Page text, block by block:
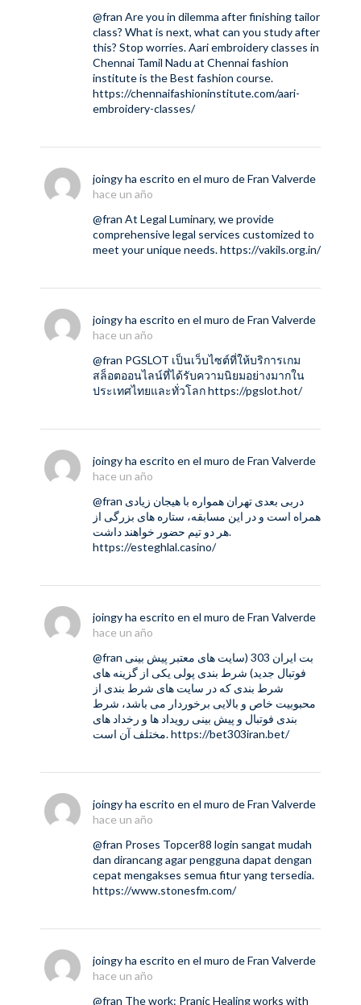
@fran Are you in dilemma after finishing tailor
class? What is next, what can you study after
this? Stop worries. Aari embroidery classes in
Chennai Tamil Nadu at Chennai fashion
institute is the Best fashion course.
https://chennaifashioninstitute.com/aari-
embroidery-classes/
joingyha escrito en el muro deFran Valverde
hace un año
@fran At Legal Luminary, we provide
comprehensive legal services customized to
meet your unique needs.https://vakils.org.in/
joingyha escrito en el muro deFran Valverde
hace un año
@fran PGSLOT เป็นเว็บไซต์ที่ให้บริการเกม
สล็อตออนไลน์ที่ได้รับความนิยมอย่างมากใน
ประเทศไทยและทั่วโลกhttps://pgslot.hot/
joingyha escrito en el muro deFran Valverde
hace un año
@fran
همراه است و در این مسابقه، ستاره ‌های بزرگی از
هر دو تیم حضور خواهند داشت.
https://esteghlal.casino/
joingyha escrito en el muro deFran Valverde
hace un año
@fran
فوتبال جدید) شرط بندی پولی یکی از گزینه های
شرط بندی که در سایت های شرط بندی از
محبوبیت خاص و بالایی برخوردار می باشد، شرط
بندی فوتبال و پیش بینی رویداد ها و رخداد های
مختلف آن است.https://bet303iran.bet/
joingyha escrito en el muro deFran Valverde
hace un año
@fran Proses Topcer88 login sangat mudah
dan dirancang agar pengguna dapat dengan
cepat mengakses semua fitur yang tersedia.
https://www.stonesfm.com/
joingyha escrito en el muro deFran Valverde
hace un año
@fran The work: Pranic Healing works with